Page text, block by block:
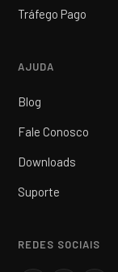
Tráfego Pago
AJUDA
Blog
Fale Conosco
Downloads
Suporte
REDES SOCIAIS